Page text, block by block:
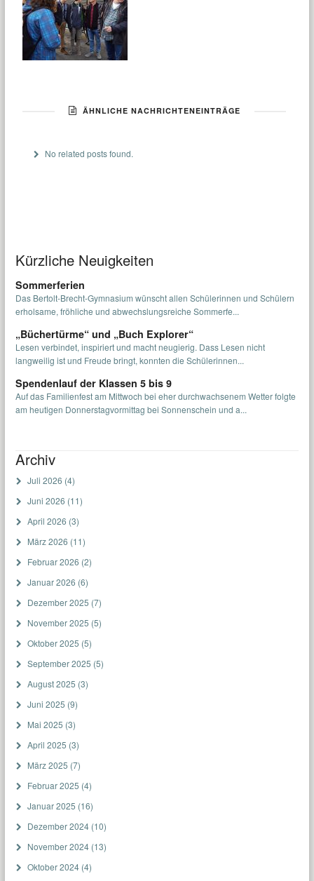
ÄHNLICHE NACHRICHTENEINTRÄGE
No related posts found.
Kürzliche Neuigkeiten
Sommerferien
Das Bertolt-Brecht-Gymnasium wünscht allen Schülerinnen und Schülern
erholsame, fröhliche und abwechslungsreiche Sommerfe...
„Büchertürme“ und „Buch Explorer“
Lesen verbindet, inspiriert und macht neugierig. Dass Lesen nicht
langweilig ist und Freude bringt, konnten die Schülerinnen...
Spendenlauf der Klassen 5 bis 9
Auf das Familienfest am Mittwoch bei eher durchwachsenem Wetter folgte
am heutigen Donnerstagvormittag bei Sonnenschein und a...
Archiv
Juli 2026 (4)
Juni 2026 (11)
April 2026 (3)
März 2026 (11)
Februar 2026 (2)
Januar 2026 (6)
Dezember 2025 (7)
November 2025 (5)
Oktober 2025 (5)
September 2025 (5)
August 2025 (3)
Juni 2025 (9)
Mai 2025 (3)
April 2025 (3)
März 2025 (7)
Februar 2025 (4)
Januar 2025 (16)
Dezember 2024(10)
November 2024(13)
Oktober 2024(4)